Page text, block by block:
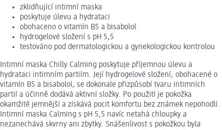
zklidňující intimní maska
poskytuje úlevu a hydrataci
obohaceno o vitamín B5 a bisabolol
hydrogelové složení s pH 5,5
testováno pod dermatologickou a gynekologickou kontrolou
Intimní maska Chilly Calming poskytuje příjemnou úlevu a
hydrataci intimním partiím. Její hydrogelové složení, obohacené o
vitamín B5 a bisabolol, se dokonale přizpůsobí tvaru intimních
partií a účinně dodává aktivní složky. Po použití je pokožka
okamžitě jemnější a získává pocit komfortu bez známek nepohodlí.
Intimní maska Calming s pH 5,5 navíc netahá chloupky a
nezanechává skvrny ani zbytky. Snášenlivost s pokožkou byla